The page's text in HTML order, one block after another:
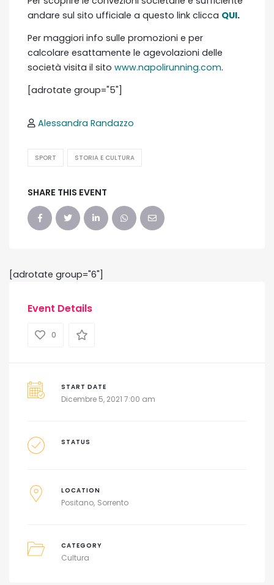
andare sul sito ufficiale a questo link clicca QUI.
Per maggiori info sulle promozioni e per
calcolare esattamente le agevolazioni delle
società visita il sito www.napolirunning.com.
[adrotate group="5"]
Alessandra Randazzo
SPORT STORIA E CULTURA
SHARE THIS EVENT
[adrotate group="6"]
Event Details
0
START DATE
Dicembre 5, 2021 7:00 am
STATUS
LOCATION
Positano Sorrento
CATEGORY
Cultura